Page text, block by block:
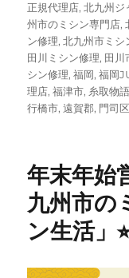
正規代理店,北九州ジ
州市のミシン専門店,
ン修理,北九州市ミシ
田川ミシン修理, 田川
シン修理,福岡,福岡
理店,福津市, 糸取物
行橋市,遠賀郡, 門司
年末年始
九州市の
ン生活」